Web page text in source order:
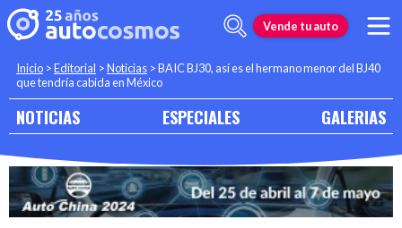
Vende tu auto
Inicio >Editorial >Noticias >BAIC BJ30, así es el hermano menor del BJ40
que tendría cabida en México
NOTICIAS ESPECIALES GALERIAS